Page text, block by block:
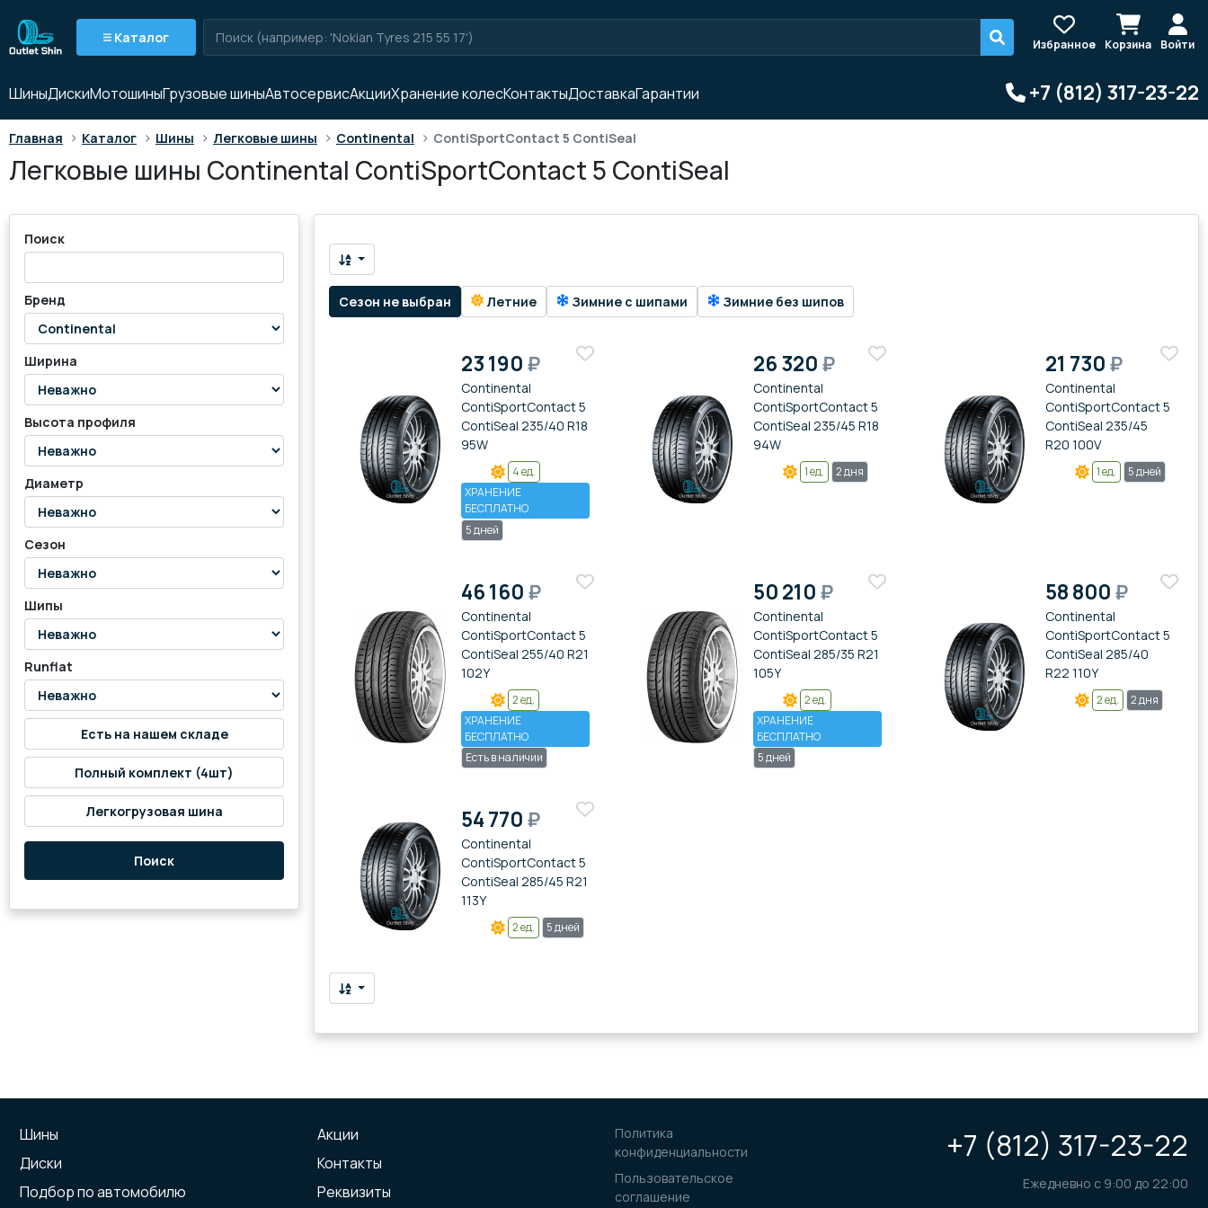
Каталог Избранное Корзина Войти
ШиныДискиМотошиныГрузовые шиныАвтосервисАкцииХранение колесКонтактыДоставкаГарантии +7 (812) 317-23-22
Главная > Каталог > Шины > Легковые шины > Continental > ContiSportContact 5 ContiSeal
Легковые шины Continental ContiSportContact 5 ContiSeal
Поиск
Бренд
Ширина
Высота профиля
Диаметр
Сезон
Шипы
Runflat
Есть на нашем складе
Полный комплект (4шт)
Легкогрузовая шина
Поиск
Сезон не выбран Летние Зимние с шипами Зимние без шипов
23 190₽
Continental
ContiSportContact 5
ContiSeal 235/40 R18
95W
4 ед.
ХРАНЕНИЕ
БЕСПЛАТНО
5 дней
26 320₽
Continental
ContiSportContact 5
ContiSeal 235/45 R18
94W
1 ед. 2 дня
21 730₽
Continental
ContiSportContact 5
ContiSeal 235/45
R20 100V
1 ед. 5 дней
46 160₽
Continental
ContiSportContact 5
ContiSeal 255/40 R21
102Y
2 ед.
ХРАНЕНИЕ
БЕСПЛАТНО
Есть в наличии
50 210₽
Continental
ContiSportContact 5
ContiSeal 285/35 R21
105Y
2 ед.
ХРАНЕНИЕ
БЕСПЛАТНО
5 дней
58 800₽
Continental
ContiSportContact 5
ContiSeal 285/40
R22 110Y
2 ед. 2 дня
54 770₽
Continental
ContiSportContact 5
ContiSeal 285/45 R21
113Y
2 ед. 5 дней
Шины
Диски
Подбор по автомобилю
Акции
Контакты
Реквизиты
Политика
конфиденциальности
Пользовательское
соглашение
+7 (812) 317-23-22
Ежедневно с 9:00 до 22:00